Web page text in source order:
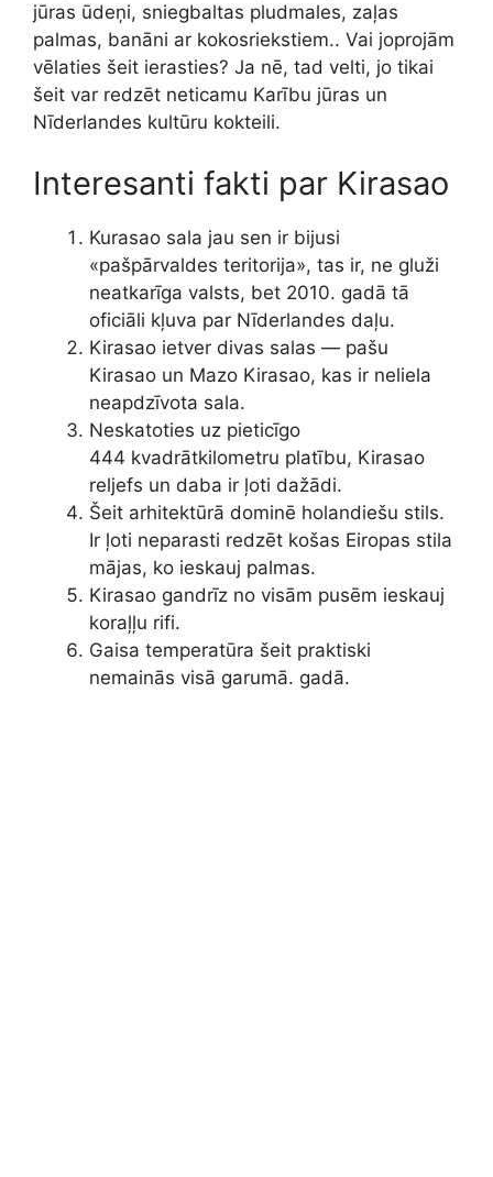
jūras ūdeņi, sniegbaltas pludmales, zaļas
palmas, banāni ar kokosriekstiem.. Vai joprojām
vēlaties šeit ierasties? Ja nē, tad velti, jo tikai
šeit var redzēt neticamu Karību jūras un
Nīderlandes kultūru kokteili.
Interesanti fakti par Kirasao
Kurasao sala jau sen ir bijusi
«pašpārvaldes teritorija», tas ir, ne gluži
neatkarīga valsts, bet 2010. gadā tā
oficiāli kļuva par Nīderlandes daļu.
Kirasao ietver divas salas — pašu
Kirasao un Mazo Kirasao, kas ir neliela
neapdzīvota sala.
Neskatoties uz pieticīgo ​
444 kvadrātkilometru platību, Kirasao
reljefs un daba ir ļoti dažādi.
Šeit arhitektūrā dominē holandiešu stils.
Ir ļoti neparasti redzēt košas Eiropas stila
mājas, ko ieskauj palmas.
Kirasao gandrīz no visām pusēm ieskauj
koraļļu rifi.
Gaisa temperatūra šeit praktiski
nemainās visā garumā. gadā.